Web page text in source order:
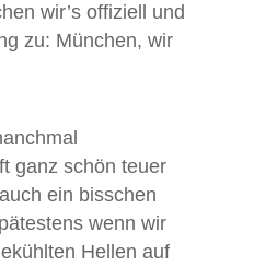
wir’s offiziell und
zu: München, wir
ganz schön teuer
ein bisschen
wenn wir
Hellen auf